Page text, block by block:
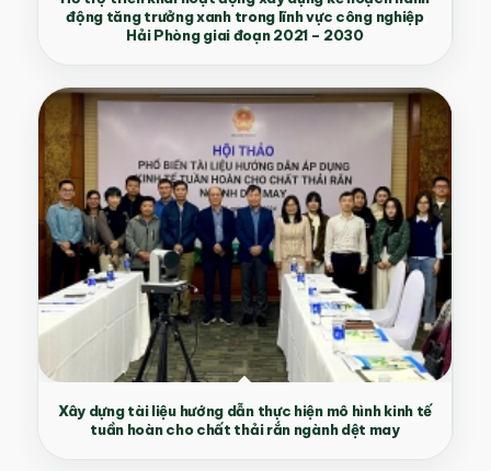
động tăng trưởng xanh trong lĩnh vực công nghiệp
Hải Phòng giai đoạn 2021 – 2030
Xây dựng tài liệu hướng dẫn thực hiện mô hình kinh tế
tuần hoàn cho chất thải rắn ngành dệt may